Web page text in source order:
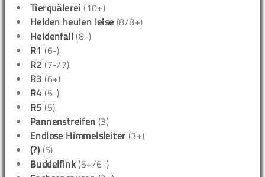
Tierquälerei (10+)
Helden heulen leise (8/8+)
Heldenfall (8-)
R1 (6-)
R2 (7-/7)
R3 (6+)
R4 (5-)
R5 (5)
Pannenstreifen (3)
Endlose Himmelsleiter (3+)
(?) (5)
Buddelfink (5+/6-)